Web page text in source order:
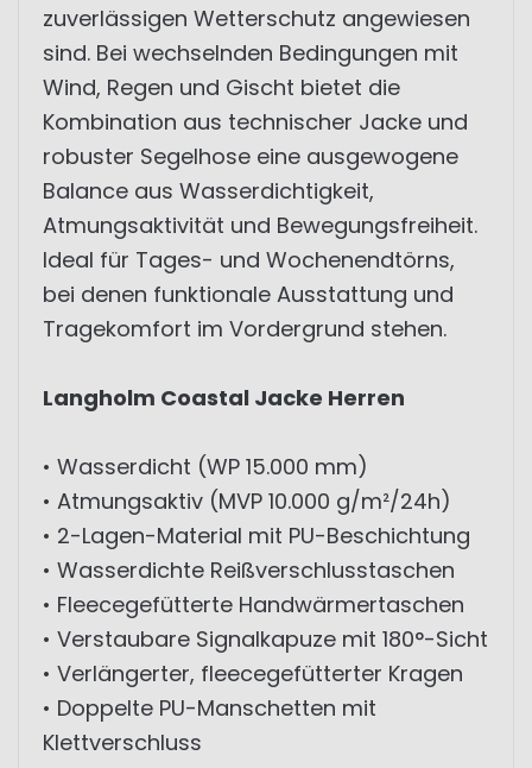
zuverlässigen Wetterschutz angewiesen
sind. Bei wechselnden Bedingungen mit
Wind, Regen und Gischt bietet die
Kombination aus technischer Jacke und
robuster Segelhose eine ausgewogene
Balance aus Wasserdichtigkeit,
Atmungsaktivität und Bewegungsfreiheit.
Ideal für Tages- und Wochenendtörns,
bei denen funktionale Ausstattung und
Tragekomfort im Vordergrund stehen.
Langholm Coastal Jacke Herren
• Wasserdicht (WP 15.000 mm)
• Atmungsaktiv (MVP 10.000 g/m²/24h)
• 2-Lagen-Material mit PU-Beschichtung
• Wasserdichte Reißverschlusstaschen
• Fleecegefütterte Handwärmertaschen
• Verstaubare Signalkapuze mit 180°-Sicht
• Verlängerter, fleecegefütterter Kragen
• Doppelte PU-Manschetten mit
Klettverschluss